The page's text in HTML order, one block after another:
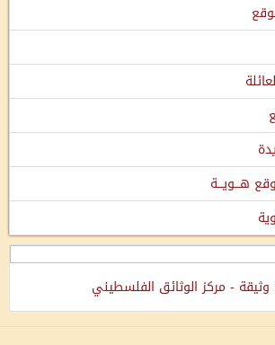
هـــويـــة
وثيقة - مركز الوثائق الفلسطيني